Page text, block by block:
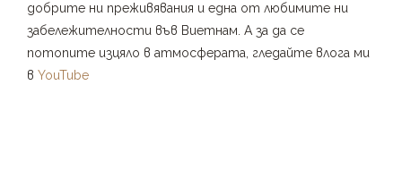
добрите ни преживявания и една от любимите ни
забележителности във Виетнам. А за да се
потопите изцяло в атмосферата, гледайте влога ми
в YouTube